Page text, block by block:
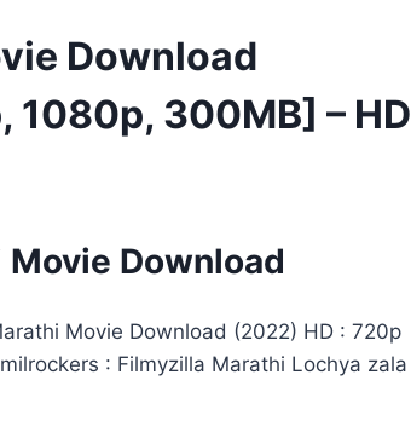
Download
300MB] – HD
Movie Download
Movie Download (2022) HD : 720p
: Filmyzilla Marathi Lochya zala